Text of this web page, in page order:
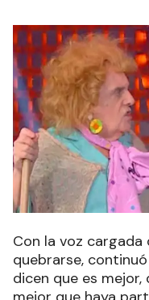
Con la voz
quebrarse,
dicen que es